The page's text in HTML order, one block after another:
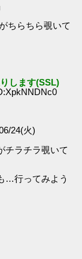
がちらちら覗いて
します(SSL)
24(火)
チラチラ覗いて
…行ってみよう